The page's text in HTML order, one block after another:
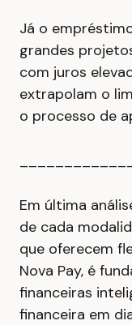
Já o
grandes
com juros
extrapolam o
o processo de
Em última
de cada
que oferecem
Nova Pay, é
financeiras
financeira em